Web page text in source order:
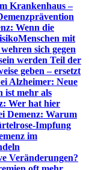
Krankenhaus –
Wenn die
Menschen mit
sich gegen
werden Teil der
geben – ersetzt
Alzheimer: Neue
ist mehr als
Wer hat hier
Demenz: Warum
Impfung
im
Veränderungen?